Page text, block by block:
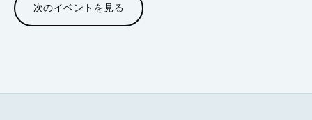
次のイベントを見る